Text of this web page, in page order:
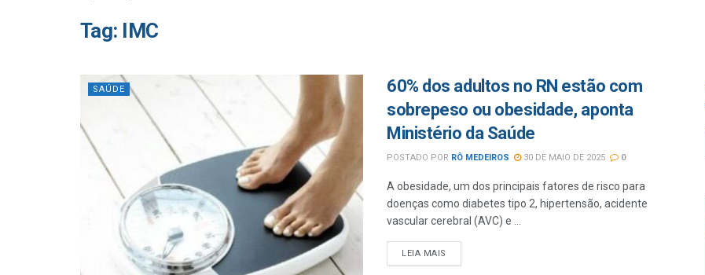
Tag: IMC
SAÚDE
60% dos adultos no RN estão com
sobrepeso ou obesidade, aponta
Ministério da Saúde
POSTADO POR RÔ MEDEIROS 30 DE MAIO DE 2025 0
A obesidade, um dos principais fatores de risco para
doenças como diabetes tipo 2, hipertensão, acidente
vascular cerebral (AVC) e ...
LEIA MAIS